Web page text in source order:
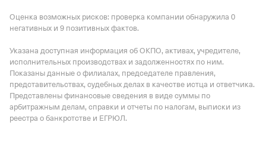
Оценка возможных рисков: проверка компании обнаружила 0
негативных и 9 позитивных фактов.
Указана доступная информация об ОКПО, активах, учредителе,
исполнительных производствах и задолженностях по ним.
Показаны данные о филиалах, председателе правления,
представительствах, судебных делах в качестве истца и ответчика.
Представлены финансовые сведения в виде суммы по
арбитражным делам, справки и отчеты по налогам, выписки из
реестра о банкротстве и ЕГРЮЛ.